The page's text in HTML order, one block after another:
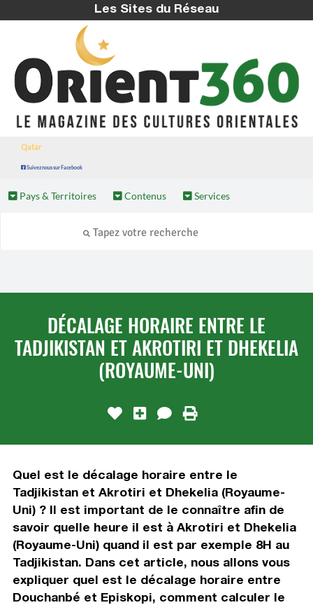
Les Sites du Réseau
Qatar
Suivez nous sur Facebook
Pays & Territoires Contenus Services
DÉCALAGE HORAIRE ENTRE LE
TADJIKISTAN ET AKROTIRI ET DHEKELIA
(ROYAUME-UNI)
Quel est le décalage horaire entre le
Tadjikistan et Akrotiri et Dhekelia (Royaume-
Uni) ? Il est important de le connaître afin de
savoir quelle heure il est à Akrotiri et Dhekelia
(Royaume-Uni) quand il est par exemple 8H au
Tadjikistan. Dans cet article, nous allons vous
expliquer quel est le décalage horaire entre
Douchanbé et Episkopi, comment calculer le